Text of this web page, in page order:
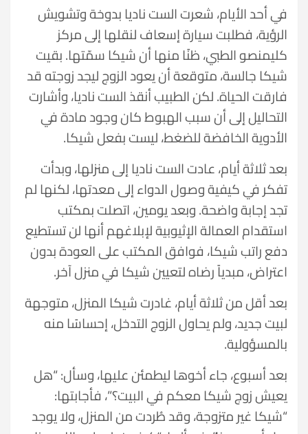
في أحد الأيام، شعرت الست ناديا بدوخة وتشويش
الرؤية، فطلبت سيارة إسعاف لنقلها إلى مركز
كليمنصو الطبي، ظنًا منها أن شيكا سمّتها. بقيت
شيكا جالسة، متوقعة أن يعود الزوج ليجد زوجته قد
فارقت الحياة. لكن الطبيب أنقذ الست ناديا، وأشارت
التحاليل إلى أن سبب الهبوط كان وجود مادة في
الأدوية الخافضة للضغط، ليست بفعل شيكا.
بعد ثلاثة أيام، عادت الست ناديا إلى منزلها، وبدأت
تفكر في كيفية وصول الدواء إلى معدتها، لكنها لم
تجد إجابة واضحة. وبعد يومين، اتصلت بمكتب
استقدام العمالة الإثيوبية لإبلاغهم أنها لن تستطيع
دفع راتب شيكا، فوافق المكتب على العودة بدون
اعتراض، مبدياً رضاه لتعيين شيكا في منزل آخر.
بعد أقل من ثلاثة أيام، غادرت شيكا المنزل، متوجهة
لبيت جديد، ولم يحاول الزوج التدخل، إحساسًا منه
بالمسؤولية.
بعد أسبوع، جاء أخوها ليطمئن عليها، وسأل: “هل
يعيش زوج شيكا معكم في البيت؟”، فأجابتها:
“شيكا غير متزوجة، وقد طُردت من المنزل، ولا يوجد